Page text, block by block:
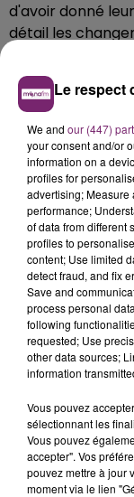
d'avoir donné
détail les
Tesla Elon
l'application
Questionnés
Commission
avait été
millions d'euros
inexacts
l'application
Facebook est
"Gafam"
viseur des
reprochent à
millénaire des
Tandis que les
réglementation
sur le sujet, la
printemps une
infligée à
données
Le respect
We and our (447)
your consent and/or
information on a
profiles for
advertising; Measure
performance;
of data from different
profiles to
content; Use limited
detect fraud, and fix
Save and
process personal
following
requested; Use
other data sources;
information
Vous pouvez
sélectionnant les
Vous pouvez
accepter". Vos
pouvez mettre à jour
moment via le lien